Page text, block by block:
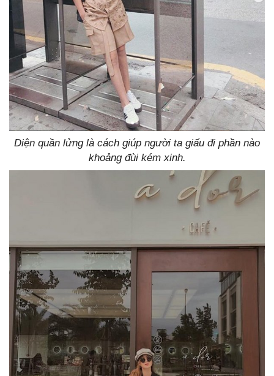
Diện quần lửng là cách giúp người ta giấu đi phần nào
khoảng đùi kém xinh.